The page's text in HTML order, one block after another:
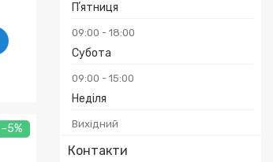
Пʼятниця
09:00 18:00
Субота
09:00 15:00
Неділя
Вихідний
Контакти
–5%